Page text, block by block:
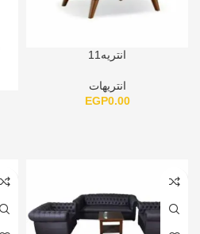
انتريه11
انتريهات
EGP0.00